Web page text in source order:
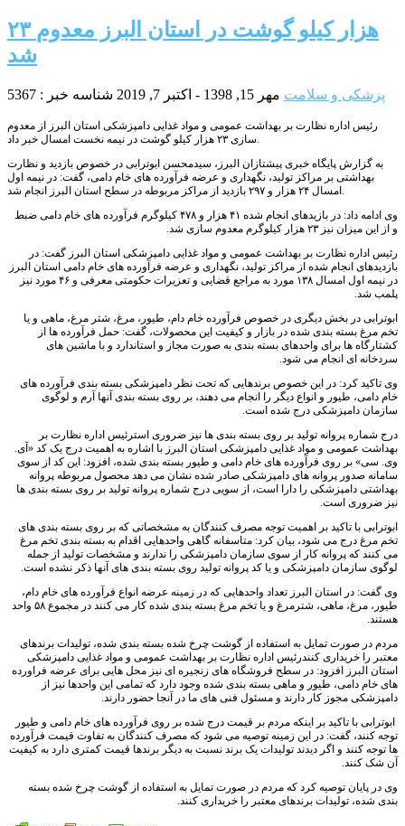
۲۳ هزار کیلو گوشت در استان البرز معدوم
شد
پزشکی و سلامت مهر 15, 1398 - اکتبر 7, 2019 شناسه خبر : 5367
رئیس اداره نظارت بر بهداشت عمومی و مواد غذایی دامپزشکی استان البرز از معدوم
سازی ۲۳ هزار کیلو گوشت در نیمه نخست امسال خبر داد.
به گزارش پایگاه خبری پیشتازان البرز، سیدمحسن ابوترابی در خصوص بازدید و نظارت
بهداشتی بر مراکز تولید، نگهداری و عرضه فرآورده های خام دامی، گفت: در نیمه اول
امسال ۲۴ هزار و ۲۹۷ بازدید از مراکز مربوطه در سطح استان البرز انجام شد.
وی ادامه داد: در بازیدهای انجام شده ۴۱ هزار و ۴۷۸ کیلوگرم فرآورده های خام دامی ضبط
و از این میزان نیز ۲۳ هزار کیلوگرم معدوم سازی شد.
رئیس اداره نظارت بر بهداشت عمومی و مواد غذایی دامپزشکی استان البرز گفت: در
بازدیدهای انجام شده از مراکز تولید، نگهداری و عرضه فرآورده های خام دامی استان البرز
در نیمه اول امسال ۱۳۸ مورد به مراجع قضایی و تعزیرات حکومتی معرفی و ۴۶ مورد نیز
پلمب شد.
ابوترابی در بخش دیگری در خصوص فرآورده خام دام، طیور، مرغ، شتر مرغ، ماهی و یا
تخم مرغ بسته بندی شده در بازار و کیفیت این محصولات، گفت: حمل فرآورده ها از
کشتارگاه ها برای واحدهای بسته بندی به صورت مجاز و استاندارد و با ماشین های
سردخانه ای انجام می شود.
وی تاکید کرد: در این خصوص برندهایی که تحت نظر دامپزشکی بسته بندی فرآورده های
خام دامی، طیور و انواع دیگر را انجام می دهند، بر روی بسته بندی آنها آرم و لوگوی
سازمان دامپزشکی درج شده است.
درج شماره پروانه تولید بر روی بسته بندی ها نیز ضروری استرئیس اداره نظارت بر
بهداشت عمومی و مواد غذایی دامپزشکی استان البرز با اشاره‌ به اهمیت درج یک کد «آی.
وی. سی» بر روی فرآورده های خام دامی و طیور بسته بندی شده، افزود: این کد از سوی
سامانه صدور پروانه های دامپزشکی صادر شده نشان می دهد محصول مربوطه پروانه
بهداشتی دامپزشکی را دارا است، از سویی درج شماره پروانه تولید بر روی بسته بندی ها
نیز ضروری است.
ابوترابی با تاکید بر اهمیت توجه مصرف کنندگان به مشخصاتی که بر روی بسته بندی های
تخم مرغ درج می شود، بیان کرد: متاسفانه گاهی واحدهایی اقدام به بسته بندی تخم مرغ
می کنند که پروانه کار از سوی سازمان دامپزشکی را ندارند و مشخصات تولید از جمله
لوگوی سازمان دامپزشکی و یا کد پروانه تولید روی بسته بندی های آنها ذکر نشده است.
وی گفت: در استان البرز تعداد واحدهایی که در زمینه عرضه انواع فرآورده های خام دام،
طیور، مرغ، ماهی، شترمرغ و یا تخم مرغ بسته بندی شده کار می کنند در مجموع ۵۸ واحد
هستند.
مردم در صورت تمایل به استفاده از گوشت چرخ شده بسته بندی شده، تولیدات برندهای
معتبر را خریداری کنندرئیس اداره نظارت بر بهداشت عمومی و مواد غذایی دامپزشکی
استان البرز افزود: در سطح فروشگاه های زنجیره ای نیز محل هایی برای عرضه فراورده
های خام دامی، طیور و ماهی بسته بندی شده وجود دارد که تمامی این واحدها نیز از
دامپزشکی مجوز کار دارند و مسئول فنی های ما در آنجا حضور دارند.
ابوترابی با تاکید بر اینکه مردم بر قیمت درج شده بر روی فرآورده های خام دامی و طیور
توجه کنند، گفت: در این زمینه توصیه می شود که مصرف کنندگان به تفاوت قیمت فرآورده
ها توجه کنند و اگر دیدند تولیدات یک برند نسبت به دیگر برندها قیمت کمتری دارد به کیفیت
آن‌ شک کنند.
وی در پایان توصیه کرد که مردم در صورت تمایل به استفاده از گوشت چرخ شده بسته
بندی شده، تولیدات برندهای معتبر را خریداری کنند.